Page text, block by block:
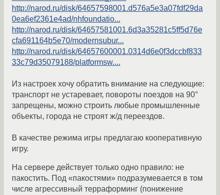
http://narod.ru/disk/64657598001.d576a5e3a07fdf29da
0ea6ef2361e4ad/nhfoundatio...
http://narod.ru/disk/64657581001.6d3a35281c5ff5d76e
cfa691164b5e70/modernsubur...
http://narod.ru/disk/64657600001.0314d6e0f3dccbf833
33c79d35079188/platformsw....
Из настроек хочу обратить внимание на следующие:
транспорт не устаревает, повороты поездов на 90°
запрещены, можно строить любые промышленные
объекты, города не строят ж/д переездов.
В качестве режима игры предлагаю кооперативную
игру.
На сервере действует только одно правило: не
пакостить. Под «пакостями» подразумевается в том
числе агрессивный терраформинг (понижение